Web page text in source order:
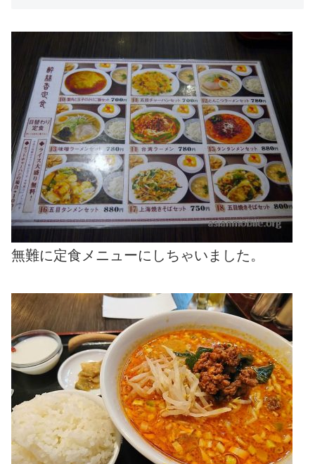
無難に定食メニューにしちゃいました。